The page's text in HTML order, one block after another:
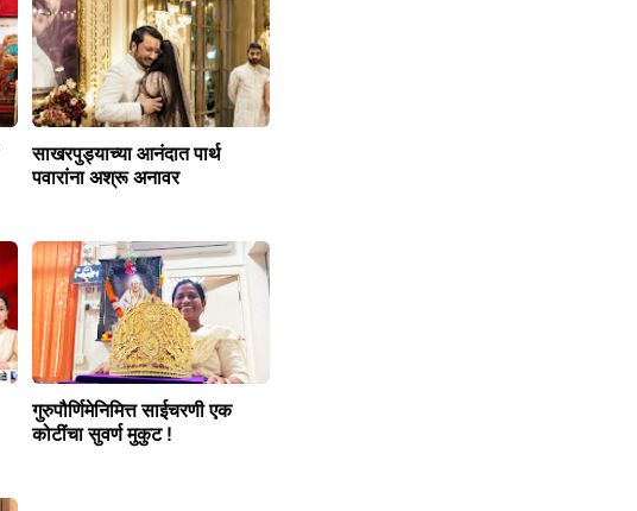
साखरपुड्याच्या आनंदात पार्थ
पवारांना अश्रू अनावर
गुरुपौर्णिमेनिमित्त साईचरणी एक
कोटींचा सुवर्ण मुकुट !